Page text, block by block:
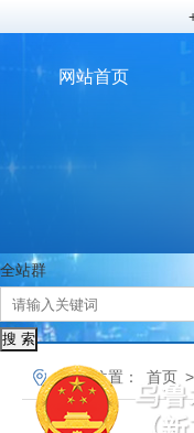
网站首页
全站群
您的位置： 首页 >